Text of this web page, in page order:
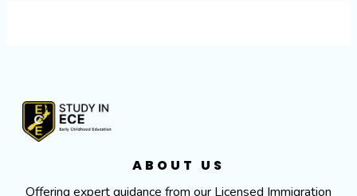
ABOUT US
Offering expert guidance from our Licensed Immigration